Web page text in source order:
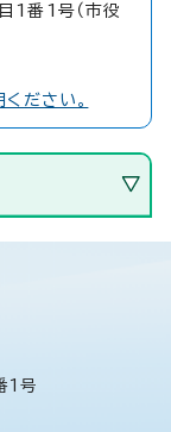
番1号（市役
ださい。
1号